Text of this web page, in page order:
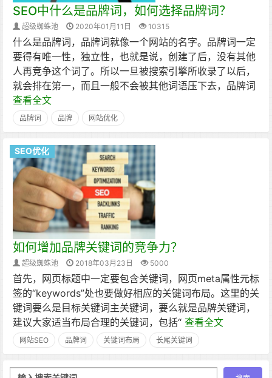
SEO中什么是品牌词，如何选择品牌词？
超级蜘蛛池 2020年01月11日 10315
什么是品牌词，品牌词就像一个网站的名字。品牌词一定
要得有唯一性，独立性，也就是说，创建了后，没有其他
人再竞争这个词了。所以一旦被搜索引擎所收录了以后，
就会排在第一，而且一般不会被其他词语压下去，品牌词
查看全文
品牌词 品牌 网站优化
SEO优化
如何增加品牌关键词的竞争力？
超级蜘蛛池 2018年03月23日 5000
首先，网页标题中一定要包含关键词，网页meta属性元标
签的“keywords”处也要做好相应的关键词布局。这里的关
键词要么是目标关键词主关键词，要么就是品牌关键词，
建议大家适当布局合理的关键词，包括“ 查看全文
网站SEO 品牌词 关键词布局 长尾关键词